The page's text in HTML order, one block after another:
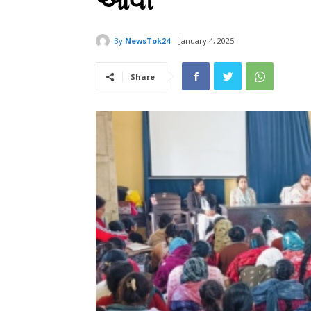
By NewsTok24 January 4, 2025
Share